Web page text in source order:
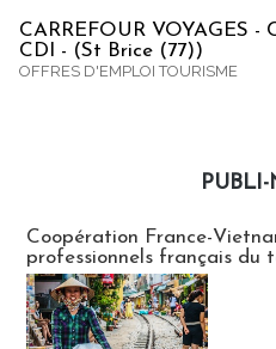
CARREFOUR VOYAGES -
CDI - (St Brice (77))
OFFRES D'EMPLOI TOURISME
Coopération France-
professionnels français du